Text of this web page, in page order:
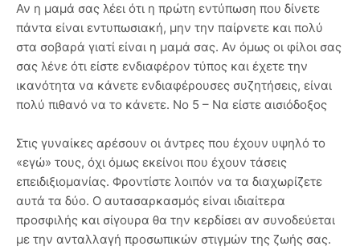
Αν η μαμά σας λέει ότι η πρώτη εντύπωση που δίνετε
πάντα είναι εντυπωσιακή, μην την παίρνετε και πολύ
στα σοβαρά γιατί είναι η μαμά σας. Αν όμως οι φίλοι σας
σας λένε ότι είστε ενδιαφέρον τύπος και έχετε την
ικανότητα να κάνετε ενδιαφέρουσες συζητήσεις, είναι
πολύ πιθανό να το κάνετε. Νο 5 – Να είστε αισιόδοξος
Στις γυναίκες αρέσουν οι άντρες που έχουν υψηλό το
«εγώ» τους, όχι όμως εκείνοι που έχουν τάσεις
επειδιξιομανίας. Φροντίστε λοιπόν να τα διαχωρίζετε
αυτά τα δύο. Ο αυτασαρκασμός είναι ιδιαίτερα
προσφιλής και σίγουρα θα την κερδίσει αν συνοδεύεται
με την ανταλλαγή προσωπικών στιγμών της ζωής σας.